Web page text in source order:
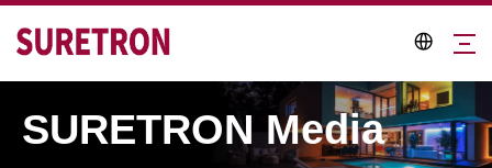
SURETRON Media